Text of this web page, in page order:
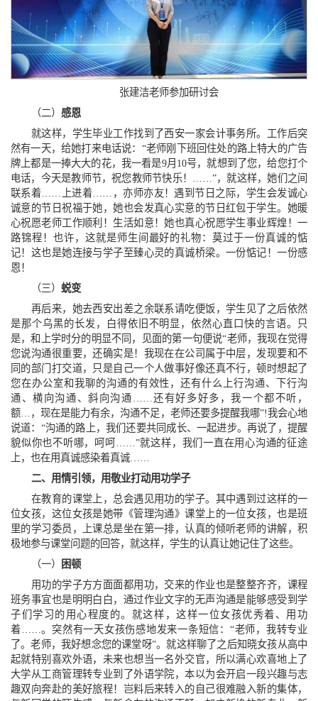
张建洁老师参加研讨会
（二） 感恩
就这样，学生毕业工作找到了西安一家会计事务所。工作后突
然有一天，给她打来电话说：“老师刚下班回住处的路上特大的广告
牌上都是一捧大大的花，我一看是9月10号，就想到了您，给您打个
电话，今天是教师节，祝您教师节快乐！……”，就这样，她们之间
联系着……上进着……，亦师亦友！遇到节日之际，学生会发诚心
诚意的节日祝福于她，她也会发真心实意的节日红包于学生。她暖
心祝愿老师工作顺利！生活如意！她也真心祝愿学生事业辉煌！一
路锦程！也许，这就是师生间最好的礼物：莫过于一份真诚的惦
记！这也是她连接与学子至臻心灵的真诚桥梁。一份惦记！一份感
恩！
（三） 蜕变
再后来，她去西安出差之余联系请吃便饭，学生见了之后依然
是那个乌黑的长发，白得依旧不明显，依然心直口快的言语。只
是，和上学时分的明显不同，见面的第一句便说“老师，我现在觉得
您说沟通很重要，还确实是！我现在在公司属于中层，发现要和不
同的部门打交道，只是自己一个人做事好像还真不行，顿时想起了
您在办公室和我聊的沟通的有效性，还有什么上行沟通、下行沟
通、横向沟通、斜向沟通……还有好多好多，我一个都不听，
额…，现在是能力有余，沟通不足，老师还要多提醒我哪”!我会心地
说道：“沟通的路上，我们还要共同成长、一起进步。再说了，提醒
貌似你也不听哪，呵呵……”就这样，我们一直在用心沟通的征途
上，也在用真诚感染着真诚……
二、 用情引领，用敬业打动用功学子
在教育的课堂上，总会遇见用功的学子。其中遇到过这样的一
位女孩，这位女孩是她带《管理沟通》课堂上的一位女孩，也是班
里的学习委员，上课总是坐在第一排，认真的倾听老师的讲解，积
极地参与课堂问题的回答，就这样，学生的认真让她记住了这些。
（一）
困顿
用功的学子方方面面都用功，交来的作业也是整整齐齐，课程
班务事宜也是明明白白，通过作业文字的无声沟通是能够感受到学
子们学习的用心程度的。就这样，这样一位女孩优秀着、用功
着……。突然有一天女孩伤感地发来一条短信：“老师，我转专业
了。老师，我好想念您的课堂呀”。就这样聊了之后知晓女孩从高中
起就特别喜欢外语，未来也想当一名外交官，所以满心欢喜地上了
大学从工商管理转专业到了外语学院，本以为会开启一段兴趣与志
趣双向奔赴的美好旅程！岂料后来转入的自己很难融入新的集体，